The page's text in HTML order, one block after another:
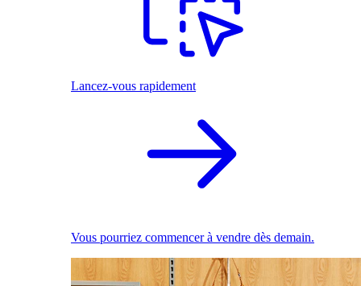
Lancez-vous rapidement
Vous pourriez commencer à vendre dès demain.